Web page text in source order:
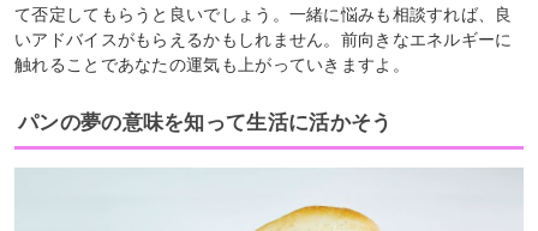
て否定してもらうと良いでしょう。一緒に悩みも相談すれば、良
いアドバイスがもらえるかもしれません。前向きなエネルギーに
触れることであなたの運気も上がっていきますよ。
パンの夢の意味を知って生活に活かそう